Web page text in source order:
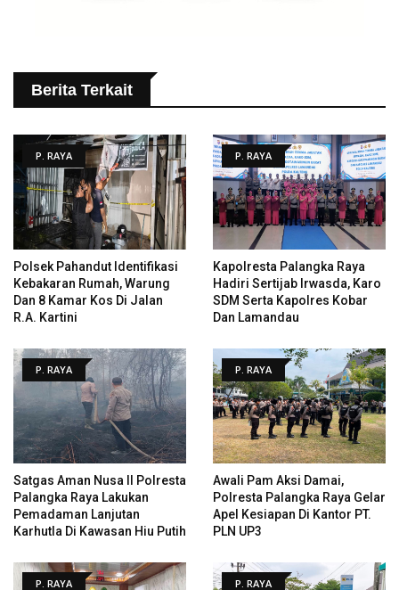
Berita Terkait
P. RAYA
Polsek Pahandut Identifikasi
Kebakaran Rumah, Warung
Dan 8 Kamar Kos Di Jalan
R.A. Kartini
P. RAYA
Kapolresta Palangka Raya
Hadiri Sertijab Irwasda, Karo
SDM Serta Kapolres Kobar
Dan Lamandau
P. RAYA
Satgas Aman Nusa II Polresta
Palangka Raya Lakukan
Pemadaman Lanjutan
Karhutla Di Kawasan Hiu Putih
P. RAYA
Awali Pam Aksi Damai,
Polresta Palangka Raya Gelar
Apel Kesiapan Di Kantor PT.
PLN UP3
P. RAYA P. RAYA